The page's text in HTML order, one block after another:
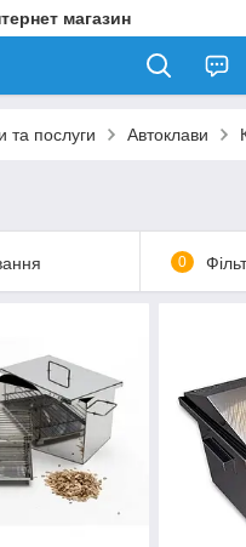
магазин
та послуги Автоклави
0